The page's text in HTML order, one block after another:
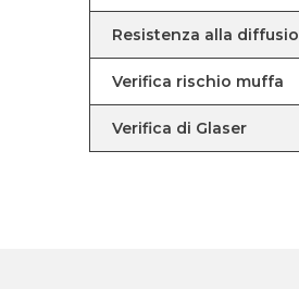
Resistenza alla
Verifica rischio muffa
Verifica di Glaser